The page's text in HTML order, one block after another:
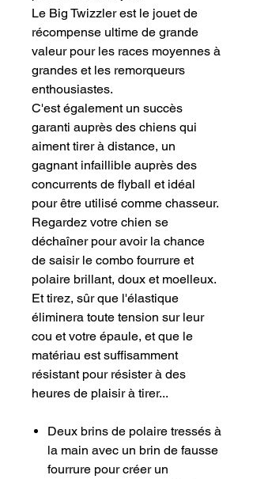
Le Big Twizzlerest le jouet de
récompense ultime de grande
valeur pour les races moyennes à
grandes et les remorqueurs
enthousiastes.
C'est également un succès
garanti auprès des chiens qui
aiment tirer à distance, un
gagnant infaillible auprès des
concurrents de flyball et idéal
pour être utilisé comme chasseur.
Regardez votre chien se
déchaîner pour avoir la chance
de saisir le combo fourrure et
polaire brillant, doux et moelleux.
Et tirez, sûr que l'élastique
éliminera toute tension sur leur
cou et votre épaule, et que le
matériau est suffisamment
résistant pour résister à des
heures de plaisir à tirer...
Deux brins de polaire tressés à
la main avec un brin de fausse
fourrure pour créer un